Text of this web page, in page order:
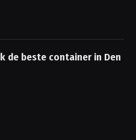
de beste container in Den